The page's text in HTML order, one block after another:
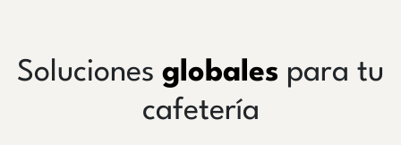
Soluciones globales para tu
cafetería